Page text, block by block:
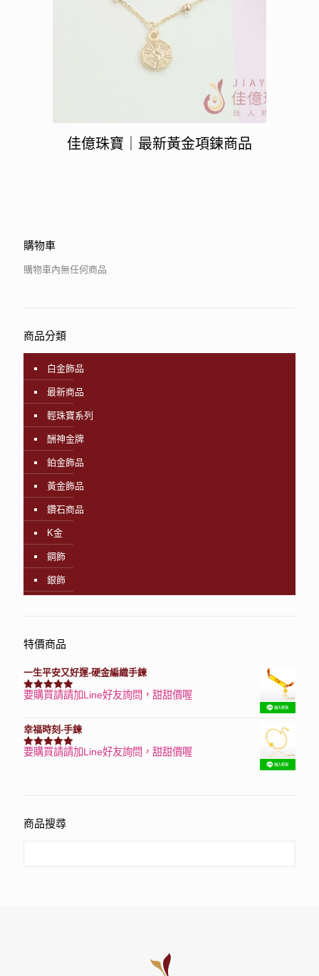
佳億珠寶｜最新黃金項鍊商品
購物車
購物車內無任何商品
商品分類
白金飾品
最新商品
輕珠寶系列
酬神金牌
鉑金飾品
黃金飾品
鑽石商品
K金
鋼飾
銀飾
特價商品
一生平安又好運-硬金編織手鍊
評分7740滿分 5
要購買請請加Line好友詢問，甜甜價喔
幸福時刻-手鍊
評分3150滿分 5
要購買請請加Line好友詢問，甜甜價喔
商品搜尋